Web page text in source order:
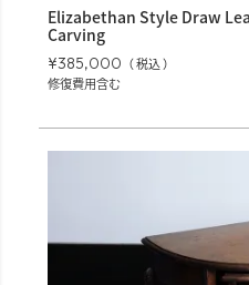
Elizabethan Style Draw
Carving
¥385,000
税込
修復費用含む